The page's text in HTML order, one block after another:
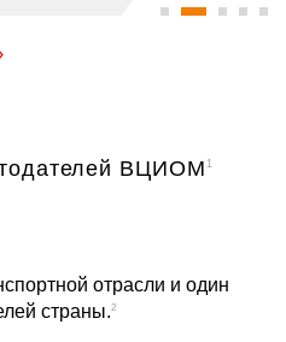
ВЦИОМ 1
отрасли и один
страны.2